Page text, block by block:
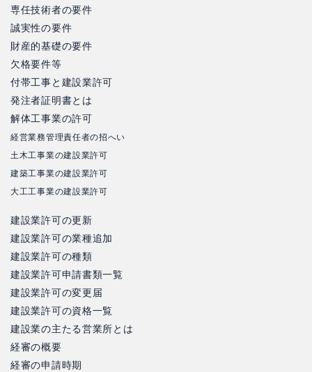
専任技術者の要件
誠実性の要件
財産的基礎の要件
欠格要件等
付帯工事と建設業許可
発注者証明書とは
解体工事業の許可
経営業務管理責任者の招へい
土木工事業の建設業許可
建築工事業の建設業許可
大工工事業の建設業許可
建設業許可の更新
建設業許可の業種追加
建設業許可の種類
建設業許可申請書類一覧
建設業許可の変更届
建設業許可の資格一覧
建設業の主たる営業所とは
経審の概要
経審の申請時期